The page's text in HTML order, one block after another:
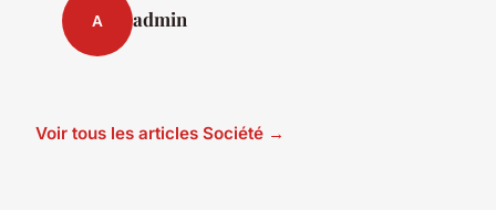
A admin
Voir tous les articles Société →